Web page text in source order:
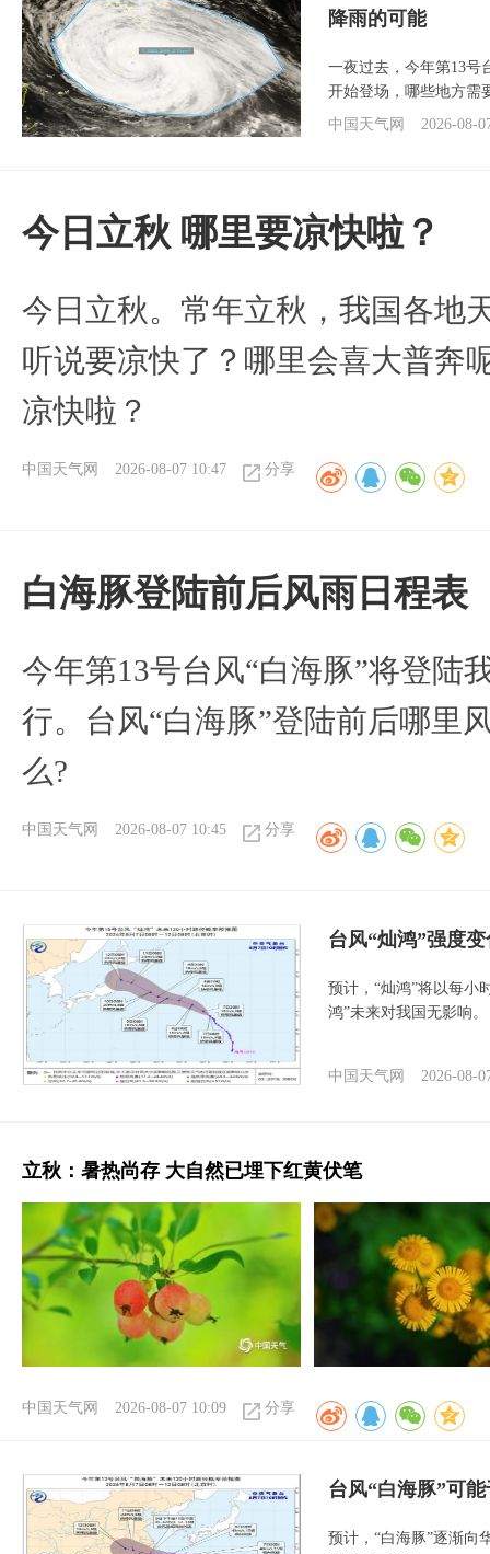
降雨的可能
一夜过去，今年第13号
开始登场，哪些地方需
中国天气网
2026-08-
今日立秋 哪里要凉快啦？
今日立秋。常年立秋，我国各地
听说要凉快了？哪里会喜大普奔
凉快啦？
中国天气网 2026-08-07 10:47 分享
白海豚登陆前后风雨日程表
今年第13号台风“白海豚”将登陆
行。台风“白海豚”登陆前后哪里
么?
中国天气网 2026-08-07 10:45 分享
台风“灿鸿”强度
预计，“灿鸿”将以每小
鸿”未来对我国无影响。
中国天气网 2026-08-
立秋：暑热尚存 大自然已埋下红黄伏笔
中国天气网 2026-08-07 10:09 分享
台风“白海豚”可
预计，“白海豚”逐渐向